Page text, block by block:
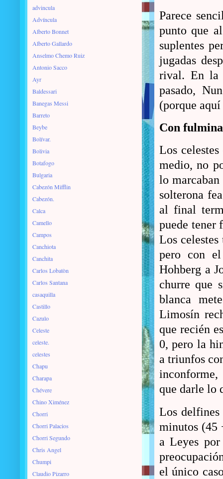
Parece
punto que
suplentes
jugadas
rival. En la
pasado,
(porque
Con
Los
medio, no
lo
solterona
al final
puede tener
Los celestes
pero con
Hohberg a
churre que
blanca
Limosín
que recién
0, pero la
a triunfos
inconforme,
que darle lo
Los delfines
minutos (45
a Leyes
el único
advincula
Advíncula
Alberto Bonnet
Alberto Gallardo
Anselmo Chemo Ruiz
Antonio Sacco
Ayr
Baldessari
Banegas Messi
Barreto
Beybe
Bolívar.
Bolivia
Botafogo
Bulgaria
Cabezón Mifflin
Cabezón.
Calca
Camello
Campos
Canchiota
Canchita
Carlos Lobatòn
Carlos Santana
casaquilla
Castillo
Cazulo
Celeste
celeste.
celestes
Chapu
Charapa
Chévere
Chino Ximénez
Chorri
Chorri Palacios
Chorri Segundo
Chris Angel
Chumpi
Claudio Pizarro